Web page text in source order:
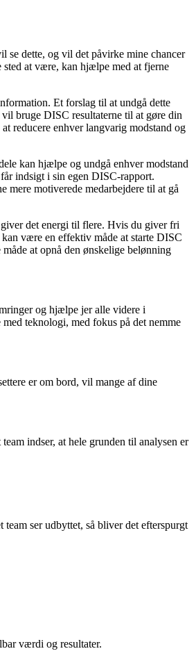
se dette, og vil det påvirke mine chancer
at være, kan hjælpe med at fjerne
Et forslag til at undgå dette
bruge DISC resultaterne til at gøre din
reducere enhver langvarig modstand og
kan hjælpe og undgå enhver modstand
indsigt i sin egen DISC-rapport.
motiverede medarbejdere til at gå
det energi til flere. Hvis du giver fri
være en effektiv måde at starte DISC
at opnå den ønskelige belønning
og hjælpe jer alle videre i
teknologi, med fokus på det nemme
er om bord, vil mange af dine
indser, at hele grunden til analysen er
ser udbyttet, så bliver det efterspurgt
værdi og resultater.